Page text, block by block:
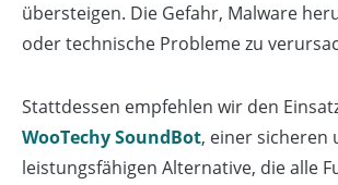
übersteigen. Die Gefahr, Malware
oder technische Probleme zu
Stattdessen empfehlen wir den
WooTechy SoundBot, einer sicheren
leistungsfähigen Alternative, die alle